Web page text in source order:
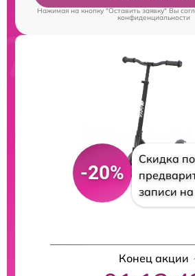
Нажимая на кнопку "Оставить заявку" Вы
конфиденциальности
-20%
Скидка по
записи на
Конец акции